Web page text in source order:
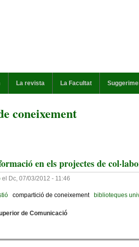
La revista La Facultat
coneixement
en els projectes de
el Dc, 07/03/2012 - 11:46
compartició de coneixement
biblioteques
de Comunicació